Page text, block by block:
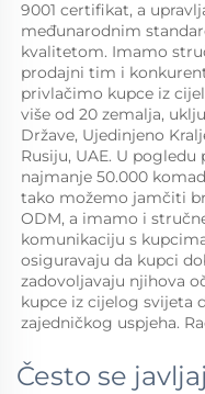
9001 certifikat, a
međunarodnim
kvalitetom. Imamo
prodajni tim i
privlačimo kupce iz
više od 20 zemalja,
Države, Ujedinjeno
Rusiju, UAE. U
najmanje 50.000
tako možemo jamčiti
ODM, a imamo i
komunikaciju s
osiguravaju da kupci
zadovoljavaju njihova
kupce iz cijelog svijeta
zajedničkog uspjeha.
Često se